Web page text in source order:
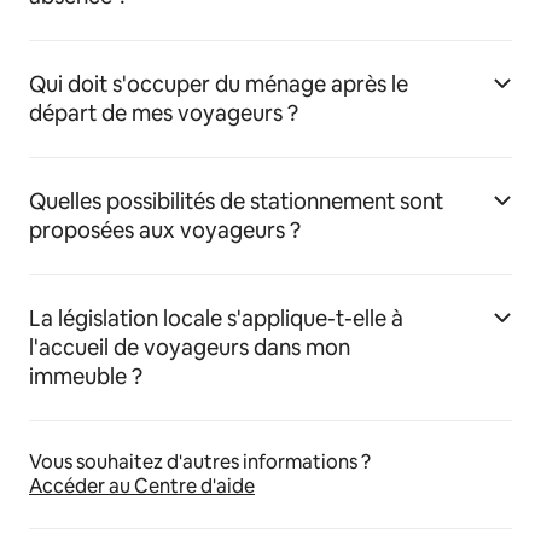
Qui doit s'occuper du ménage après le
départ de mes voyageurs ?
Quelles possibilités de stationnement sont
proposées aux voyageurs ?
La législation locale s'applique-t-elle à
l'accueil de voyageurs dans mon
immeuble ?
Vous souhaitez d'autres informations ?
Accéder au Centre d'aide